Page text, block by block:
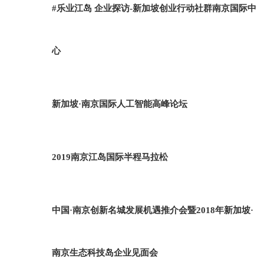
#乐业江岛 企业探访-新加坡创业行动社群南京国际中
心
新加坡·南京国际人工智能高峰论坛
2019南京江岛国际半程马拉松
中国·南京创新名城发展机遇推介会暨2018年新加坡·
南京生态科技岛企业见面会